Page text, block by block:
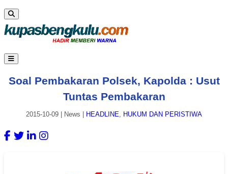
Soal Pembakaran Polsek, Kapolda : Usut
Tuntas Pembakaran
2015-10-09 News HEADLINE, HUKUM DAN PERISTIWA